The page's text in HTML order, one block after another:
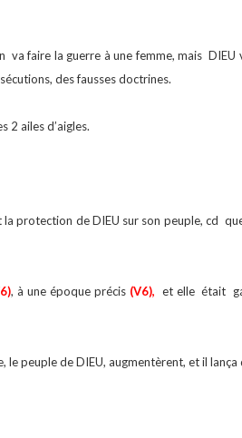
faire la guerre à une femme, mais DIEU
des fausses doctrines.
2 ailes d’aigles.
protection de DIEU sur son peuple, cd
, à une époque précis (V6), et elle était
peuple de DIEU, augmentèrent, et il lança